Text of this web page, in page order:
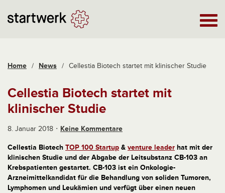
Home / News / Cellestia Biotech startet mit klinischer Studie
Cellestia Biotech startet mit
klinischer Studie
8. Januar 2018 Keine Kommentare
Cellestia Biotech TOP 100 Startup & venture leader hat mit der
klinischen Studie und der Abgabe der Leitsubstanz CB-103 an
Krebspatienten gestartet. CB-103 ist ein Onkologie-
Arzneimittelkandidat für die Behandlung von soliden Tumoren,
Lymphomen und Leukämien und verfügt über einen neuen